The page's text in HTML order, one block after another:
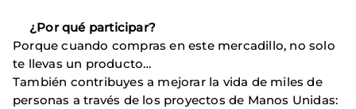
¿Por qué participar?
Porque cuando compras en este mercadillo, no solo
te llevas un producto…
También contribuyes a mejorar la vida de miles de
personas a través de los proyectos de Manos Unidas: